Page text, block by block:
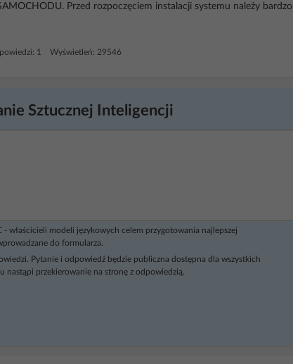
Przed rozpoczęciem instalacji systemu należy bardzo
1 Wyświetleń: 29546
Sztucznej Inteligencji
właścicieli modeli językowych celem przygotowania najlepszej
do formularza.
Pytanie i odpowiedź będzie publiczna dostępna dla wszystkich
nastąpi przekierowanie na stronę z odpowiedzią.